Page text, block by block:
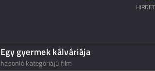
Egy gyermek kálváriája
hasonló kategóriájú film